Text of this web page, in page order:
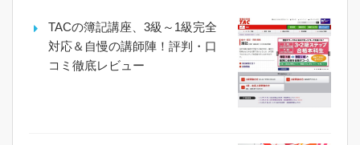
TACの簿記講座、3級～1級完全
対応＆自慢の講師陣！評判・口
コミ徹底レビュー